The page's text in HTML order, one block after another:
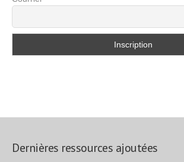
Dernières ressources ajoutées